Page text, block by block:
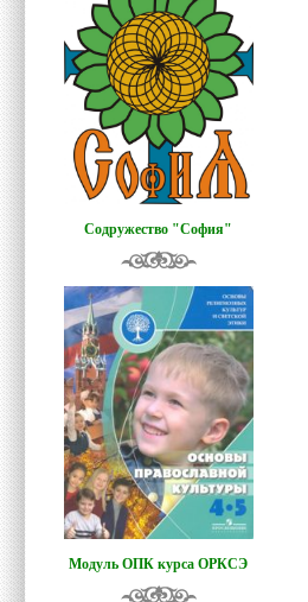
Содружество "София"
Модуль ОПК курса ОРКСЭ